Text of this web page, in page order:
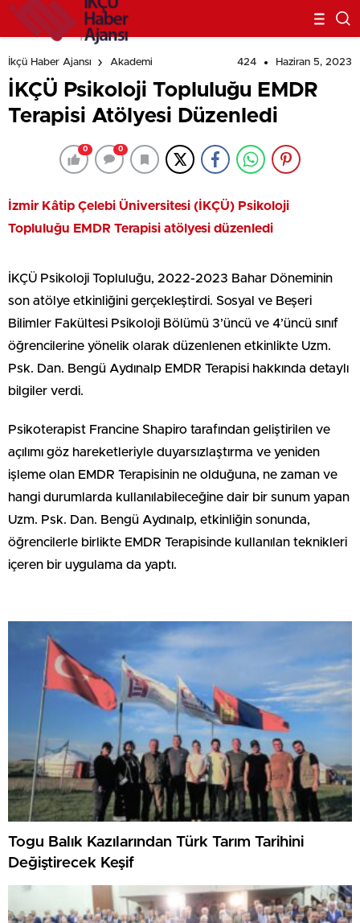
İkçü Haber Ajansı Akademi 424 Haziran 5, 2023
İKÇÜ Psikoloji Topluluğu EMDR
Terapisi Atölyesi Düzenledi
0 0
İzmir Kâtip Çelebi Üniversitesi (İKÇÜ) Psikoloji
Topluluğu EMDR Terapisi atölyesi düzenledi
İKÇÜ Psikoloji Topluluğu, 2022-2023 Bahar Döneminin
son atölye etkinliğini gerçekleştirdi. Sosyal ve Beşeri
Bilimler Fakültesi Psikoloji Bölümü 3’üncü ve 4’üncü sınıf
öğrencilerine yönelik olarak düzenlenen etkinlikte Uzm.
Psk. Dan. Bengü Aydınalp EMDR Terapisi hakkında detaylı
bilgiler verdi.
Psikoterapist Francine Shapiro tarafından geliştirilen ve
açılımı göz hareketleriyle duyarsızlaştırma ve yeniden
işleme olan EMDR Terapisinin ne olduğuna, ne zaman ve
hangi durumlarda kullanılabileceğine dair bir sunum yapan
Uzm. Psk. Dan. Bengü Aydınalp, etkinliğin sonunda,
öğrencilerle birlikte EMDR Terapisinde kullanılan teknikleri
içeren bir uygulama da yaptı.
Togu Balık Kazılarından Türk Tarım Tarihini
Değiştirecek Keşif